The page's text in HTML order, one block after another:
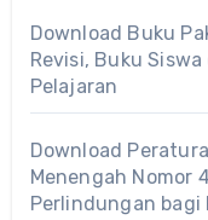
Download Buku
Revisi, Buku
Pelajaran
Download
Menengah Nomor
Perlindungan bagi